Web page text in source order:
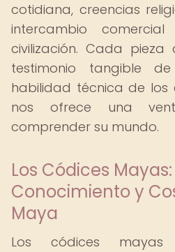
cotidiana, creencias
intercambio
civilización. Cada
testimonio tangible
habilidad técnica de los
nos ofrece una
comprender su mundo.
Los Códices
Conocimiento y
Maya
Los códices mayas